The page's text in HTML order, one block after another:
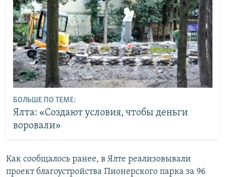
БОЛЬШЕ ПО ТЕМЕ:
Ялта: «Создают условия, чтобы деньги
воровали»
Как сообщалось ранее, в Ялте реализовывали
проект благоустройства Пионерского парка за 96